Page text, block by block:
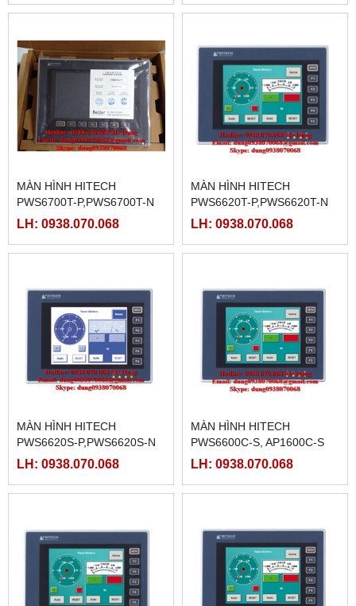
MÀN HÌNH HITECH
PWS6700T-P,PWS6700T-N
LH: 0938.070.068
MÀN HÌNH HITECH
PWS6620T-P,PWS6620T-N
LH: 0938.070.068
MÀN HÌNH HITECH
PWS6620S-P,PWS6620S-N
LH: 0938.070.068
MÀN HÌNH HITECH
PWS6600C-S, AP1600C-S
LH: 0938.070.068